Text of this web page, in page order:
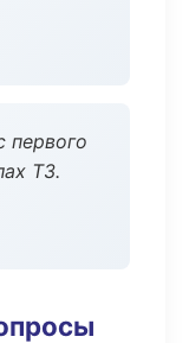
первого
ТЗ.